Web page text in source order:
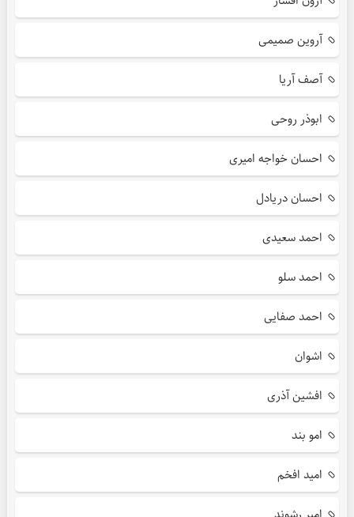
آروین صمیمی
آصف آریا
ابوذر روحی
احسان خواجه امیری
احسان دریادل
احمد سعیدی
احمد سلو
احمد صفایی
اشوان
افشین آذری
امو بند
امید افخم